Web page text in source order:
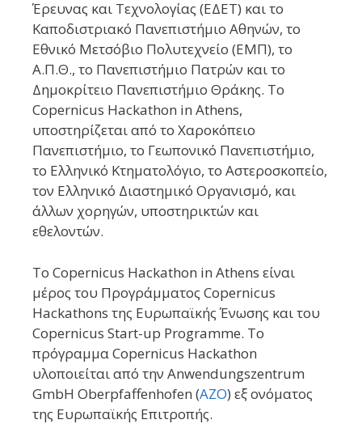
Έρευνας και Τεχνολογίας (ΕΔΕΤ) και το
Καποδιστριακό Πανεπιστήμιο Αθηνών, το
Εθνικό Μετσόβιο Πολυτεχνείο (ΕΜΠ), το
Α.Π.Θ., το Πανεπιστήμιο Πατρών και το
Δημοκρίτειο Πανεπιστήμιο Θράκης. To
Copernicus Hackathon in Athens,
υποστηρίζεται από το Χαροκόπειο
Πανεπιστήμιο, το Γεωπονικό Πανεπιστήμιο,
το Ελληνικό Κτηματολόγιο, το Αστεροσκοπείο,
τον Ελληνικό Διαστημικό Οργανισμό, και
άλλων χορηγών, υποστηρικτών και
εθελοντών.
To Copernicus Hackathon in Athens είναι
μέρος του Προγράμματος Copernicus
Hackathons της Ευρωπαϊκής Ένωσης και του
Copernicus Start-up Programme. Το
πρόγραμμα Copernicus Hackathon
υλοποιείται από την Anwendungszentrum
GmbH Oberpfaffenhofen (AZO) εξ ονόματος
της Ευρωπαϊκής Επιτροπής.